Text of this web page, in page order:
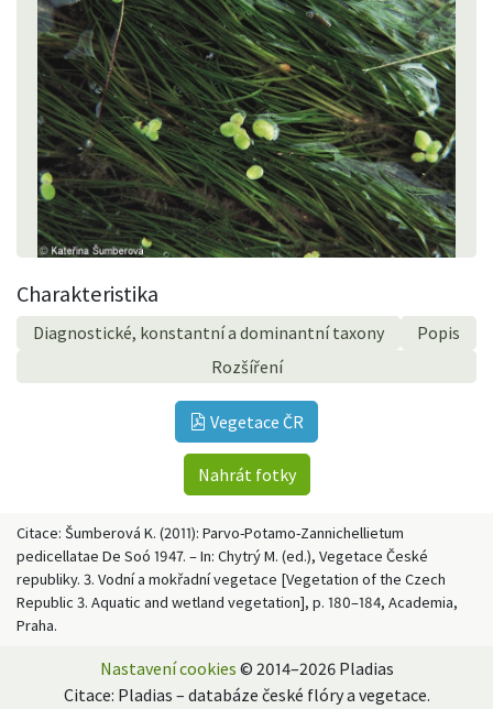
Charakteristika
Diagnostické, konstantní a dominantní taxony
Popis
Rozšíření
Vegetace ČR
Nahrát fotky
Citace: Šumberová K. (2011): Parvo-Potamo-Zannichellietum
pedicellatae De Soó 1947. – In: Chytrý M. (ed.), Vegetace České
republiky. 3. Vodní a mokřadní vegetace [Vegetation of the Czech
Republic 3. Aquatic and wetland vegetation], p. 180–184, Academia,
Praha.
Nastavení cookies © 2014–2026 Pladias
Citace: Pladias – databáze české flóry a vegetace.